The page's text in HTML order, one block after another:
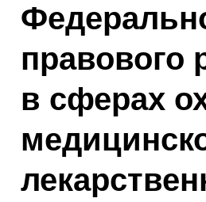
правового
в сферах